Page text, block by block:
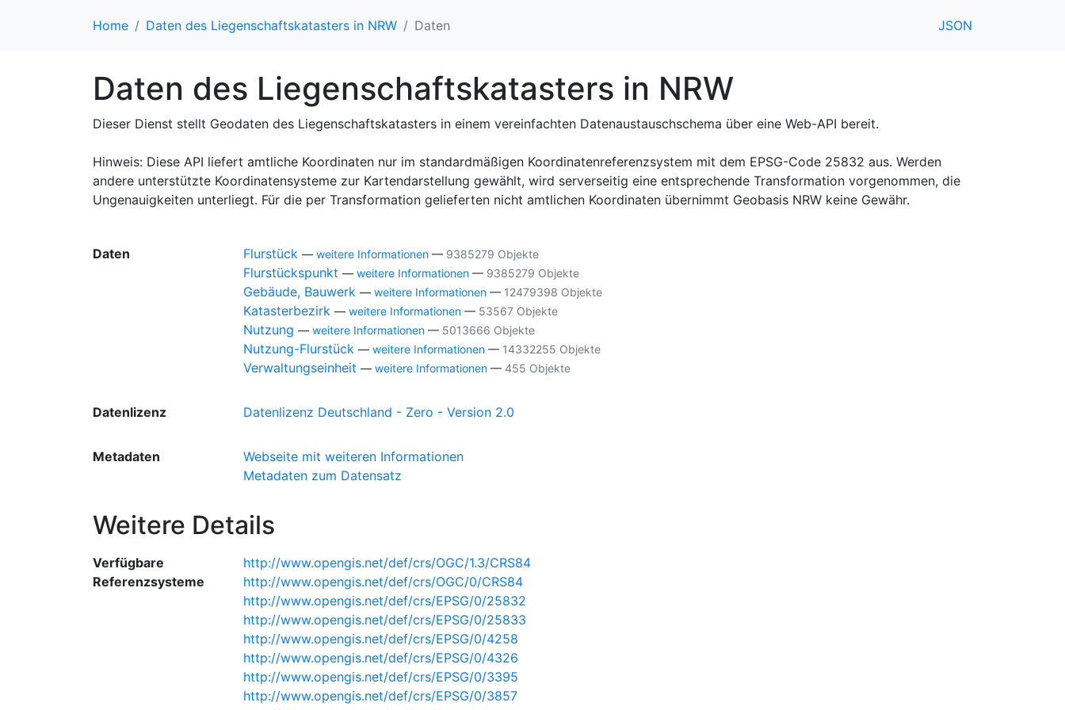
Home Daten des Liegenschaftskatasters in NRW Daten JSON
Daten des Liegenschaftskatasters in NRW
Dieser Dienst stellt Geodaten des Liegenschaftskatasters in einem vereinfachten Datenaustauschschema über eine Web-API bereit.
Hinweis: Diese API liefert amtliche Koordinaten nur im standardmäßigen Koordinatenreferenzsystem mit dem EPSG-Code 25832 aus. Werden
andere unterstützte Koordinatensysteme zur Kartendarstellung gewählt, wird serverseitig eine entsprechende Transformation vorgenommen, die
Ungenauigkeiten unterliegt. Für die per Transformation gelieferten nicht amtlichen Koordinaten übernimmt Geobasis NRW keine Gewähr.
Daten Flurstück — weitere Informationen — 9385279 Objekte
Flurstückspunkt — weitere Informationen — 9385279 Objekte
Gebäude, Bauwerk — weitere Informationen — 12479398 Objekte
Katasterbezirk — weitere Informationen — 53567 Objekte
Nutzung — weitere Informationen — 5013666 Objekte
Nutzung-Flurstück — weitere Informationen — 14332255 Objekte
Verwaltungseinheit — weitere Informationen — 455 Objekte
Datenlizenz Datenlizenz Deutschland - Zero - Version 2.0
Metadaten
Webseite mit weiteren Informationen
Metadaten zum Datensatz
Weitere Details
Verfügbare
Referenzsysteme
http://www.opengis.net/def/crs/OGC/1.3/CRS84
http://www.opengis.net/def/crs/OGC/0/CRS84
http://www.opengis.net/def/crs/EPSG/0/25832
http://www.opengis.net/def/crs/EPSG/0/25833
http://www.opengis.net/def/crs/EPSG/0/4258
http://www.opengis.net/def/crs/EPSG/0/4326
http://www.opengis.net/def/crs/EPSG/0/3395
http://www.opengis.net/def/crs/EPSG/0/3857